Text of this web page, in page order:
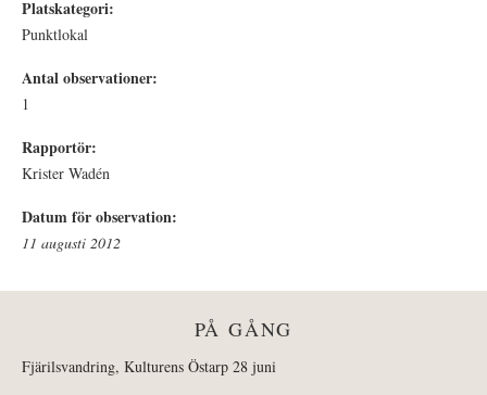
Platskategori:
Punktlokal
Antal observationer:
1
Rapportör:
Krister Wadén
Datum för observation:
11 augusti 2012
PÅ GÅNG
Fjärilsvandring, Kulturens Östarp 28 juni